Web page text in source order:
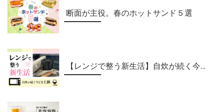
断面が主役。春のホットサンド５選
【レンジで整う新生活】自炊が続く今どき土鍋